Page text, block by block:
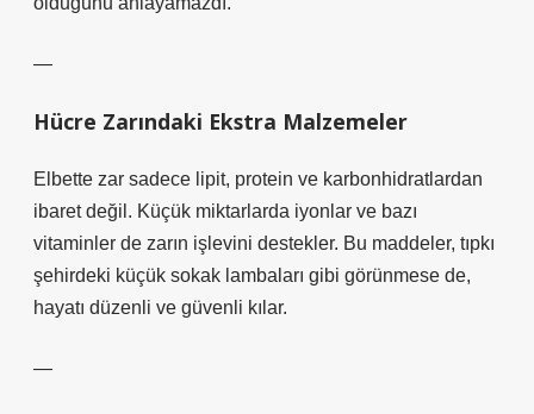
—
Hücre Zarındaki Ekstra Malzemeler
Elbette zar sadece lipit, protein ve karbonhidratlardan
ibaret değil. Küçük miktarlarda iyonlar ve bazı
vitaminler de zarın işlevini destekler. Bu maddeler, tıpkı
şehirdeki küçük sokak lambaları gibi görünmese de,
hayatı düzenli ve güvenli kılar.
—